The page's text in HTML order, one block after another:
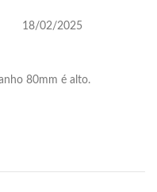
18/02/2025
80mm é alto.